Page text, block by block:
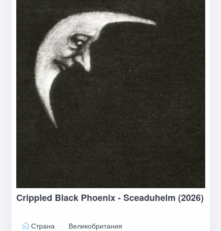
Crippled Black Phoenix - Sceaduhelm (2026)
Страна Великобритания